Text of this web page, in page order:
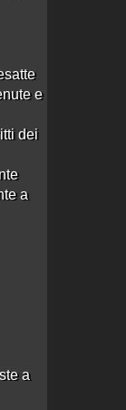
e
dei
a
a